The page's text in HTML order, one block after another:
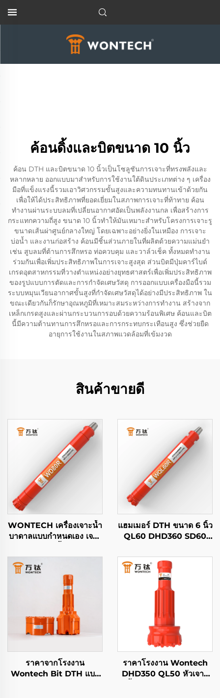
ค้อนดิ้งและบิตขนาด 10 นิ้ว
ค้อน DTH และบิตขนาด 10 นิ้วเป็นโซลูชันการเจาะที่ทรงพลังและ
หลากหลาย ออกแบบมาสำหรับการใช้งานใต้ดินประเภทต่าง ๆ เครื่อง
มือที่แข็งแรงนี้รวมเอาวิศวกรรมขั้นสูงและความทนทานเข้าด้วยกัน
เพื่อให้ได้ประสิทธิภาพที่ยอดเยี่ยมในสภาพการเจาะที่ท้าทาย ค้อน
ทำงานผ่านระบบลมที่เปลี่ยนอากาศอัดเป็นพลังงานกล เพื่อสร้างการ
กระแทกความถี่สูง ขนาด 10 นิ้วทำให้มันเหมาะสำหรับโครงการเจาะรู
ขนาดเส้นผ่าศูนย์กลางใหญ่ โดยเฉพาะอย่างยิ่งในเหมือง การเจาะ
บ่อน้ำ และงานก่อสร้าง ค้อนมีชิ้นส่วนภายในที่ผลิตด้วยความแม่นยำ
เช่น สูบลมที่ต้านการสึกหรอ ท่อควบคุม และวาล์วเช็ค ทั้งหมดทำงาน
ร่วมกันเพื่อเพิ่มประสิทธิภาพในการเจาะสูงสุด ส่วนบิตมีปุ่มคาร์ไบด์
เกรดอุตสาหกรรมที่วางตำแหน่งอย่างยุทธศาสตร์เพื่อเพิ่มประสิทธิภาพ
ของรูปแบบการตัดและการกำจัดเศษวัสดุ การออกแบบเครื่องมือนี้รวม
ระบบหมุนเวียนอากาศขั้นสูงที่กำจัดเศษวัสดุได้อย่างมีประสิทธิภาพ ใน
ขณะเดียวกันก็รักษาอุณหภูมิที่เหมาะสมระหว่างการทำงาน สร้างจาก
เหล็กเกรดสูงและผ่านกระบวนการอบด้วยความร้อนพิเศษ ค้อนและบิต
นี้มีความต้านทานการสึกหรอและการกระทบกระเทือนสูง ซึ่งช่วยยืด
อายุการใช้งานในสภาพแวดล้อมที่เข้มงวด
สินค้าขายดี
WONTECH เครื่องเจาะน้ำ
บาดาลแบบกำหนดเอง เจาะ
QL80 SD8 DTH แฮมเม
แฮมเมอร์ DTH ขนาด 6 นิ้ว
QL60 DHD360 SD60
Wontech สำหรับบ่อน้ำ
และการระเบิด
ราคาจากโรงงาน
Wontech Bit DTH แบบ
ราคาโรงงาน Wontech
DHD350 QL50 หัวเจาะ